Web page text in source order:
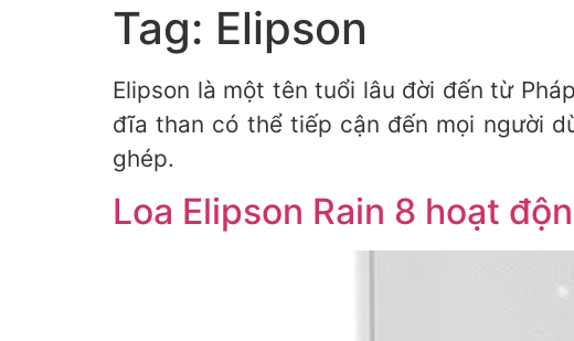
Tag: Elipson
Elipson là một tên tuổi lâu đời đến từ
đĩa than có thể tiếp cận đến mọi người
ghép.
Loa Elipson Rain 8 hoạt